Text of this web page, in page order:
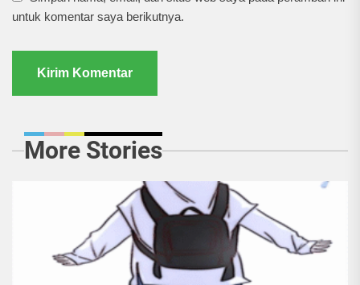
untuk komentar saya berikutnya.
More Stories